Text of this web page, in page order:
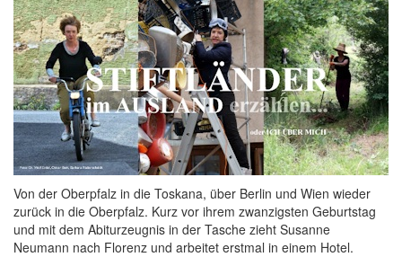
Von der Oberpfalz in die Toskana, über Berlin und Wien wieder
zurück in die Oberpfalz. Kurz vor ihrem zwanzigsten Geburtstag
und mit dem Abiturzeugnis in der Tasche zieht Susanne
Neumann nach Florenz und arbeitet erstmal in einem Hotel.